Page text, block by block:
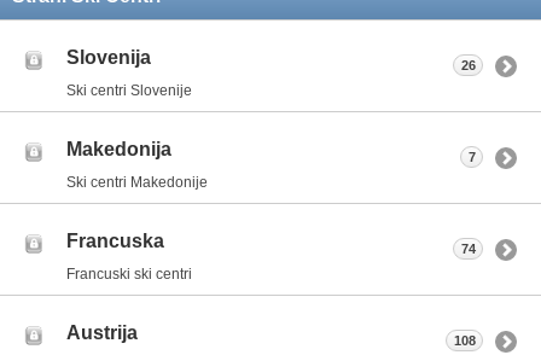
Slovenija
Ski centri Slovenije
26
Makedonija
Ski centri Makedonije
7
Francuska
Francuski ski centri
74
Austrija 108